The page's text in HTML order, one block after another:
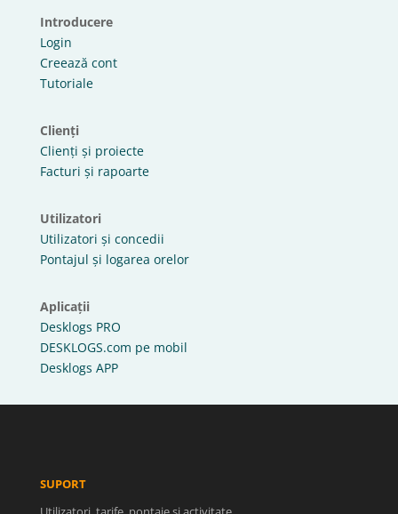
Introducere
Login
Creează cont
Tutoriale
Clienți
Clienți și proiecte
Facturi și rapoarte
Utilizatori
Utilizatori și concedii
Pontajul și logarea orelor
Aplicații
Desklogs PRO
DESKLOGS.com pe mobil
Desklogs APP
SUPORT